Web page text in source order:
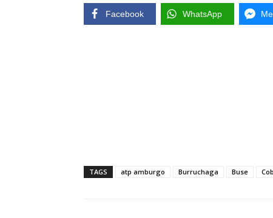
Facebook WhatsApp
TAGS atp amburgo Burruchaga Buse